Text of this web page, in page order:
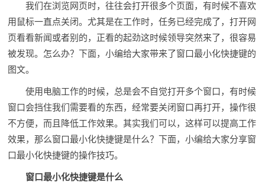
我们在浏览网页时，往往会打开很多个页面，有时候不喜欢
用鼠标一直点关闭。尤其是在工作时，任务已经完成了，打开网
页看看新闻或者别的，正看的起劲这时候领导突然来了，很容易
被发现。怎么办？下面，小编给大家带来了窗口最小化快捷键的
图文。
使用电脑工作的时候，总是会不自觉打开多个窗口，有时候
窗口会挡住我们需要看的东西，经常要关闭窗口再打开，操作很
不方便，而且降低工作效果。其实我们可以，这样可以提高工作
效果，那么窗口最小化快捷键是什么？下面，小编给大家分享窗
口最小化快捷键的操作技巧。
窗口最小化快捷键是什么